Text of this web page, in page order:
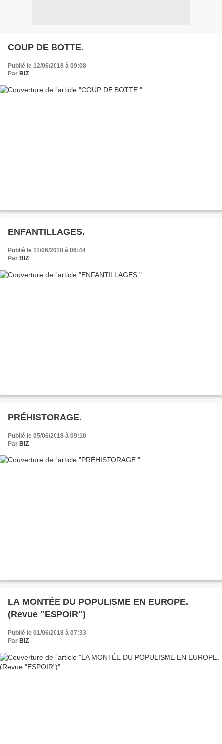
COUP DE BOTTE.
Publié le 12/06/2018 à 09:08
Par BIZ
ENFANTILLAGES.
Publié le 11/06/2018 à 06:44
Par BIZ
PRÉHISTORAGE.
Publié le 05/06/2018 à 09:10
Par BIZ
LA MONTÉE DU POPULISME EN EUROPE.
(Revue "ESPOIR")
Publié le 01/06/2018 à 07:33
Par BIZ